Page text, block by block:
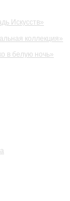
Искусств»
коллекция»
в белую ночь»